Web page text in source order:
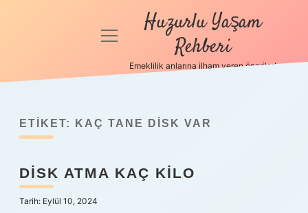
Anasayfa
Politikası
Hakkımızda
menüyü
Huzurlu Yaşam
Rehberi
Emeklilik anlarına ilham veren öneriler!
ETIKET: KAÇ TANE DISK VAR
DISK ATMA KAÇ KILO
Tarih: Eylül 10, 2024